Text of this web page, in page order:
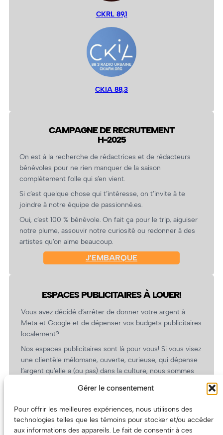
Gérer le consentement
Pour offrir les meilleures expériences, nous utilisons des
technologies telles que les témoins pour stocker et/ou accéder
aux informations des appareils. Le fait de consentir à ces
CKRL 89,1
CKIA 88,3
CAMPAGNE DE RECRUTEMENT
H-2025
On est à la recherche de rédactrices et de rédacteurs
bénévoles pour ne rien manquer de la saison
complètement folle qui s’en vient.
Si c’est quelque chose qui t’intéresse, on t’invite à te
joindre à notre équipe de passionné.es.
Oui, c’est 100 % bénévole. On fait ça pour le trip, aiguiser
notre plume, assouvir notre curiosité ou redonner à des
artistes qu’on aime beaucoup.
J’EMBARQUE
ESPACES PUBLICITAIRES À LOUER!
Vous avez décidé d’arrêter de donner votre argent à
Meta et Google et de dépenser vos budgets publicitaires
localement?
Nos espaces publicitaires sont là pour vous! Si vous visez
une clientèle mélomane, ouverte, curieuse, qui dépense
l’argent qu’elle a (ou pas) dans la culture, nous sommes
revient.
(Oui, on va avoir des tarifs spéciaux pour vous, les